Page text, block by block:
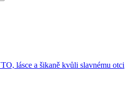
lásce a šikaně kvůli slavnému otci